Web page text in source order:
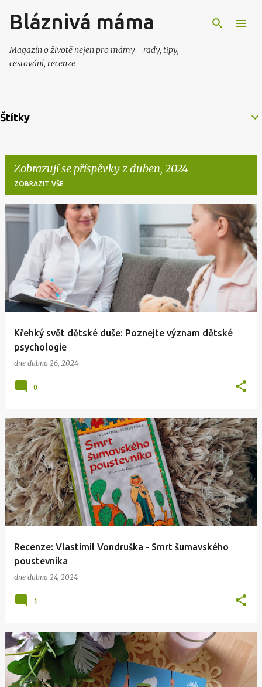
Přeskočit na hlavní obsah
Bláznivá máma
Magazín o životě nejen pro mámy - rady, tipy,
cestování, recenze
Štítky
Zobrazují se příspěvky z duben, 2024
ZOBRAZIT VŠE
P
p
ě
Křehký svět dětské duše: Poznejte význam dětské
psychologie
dne dubna 26, 2024
0
Recenze: Vlastimil Vondruška - Smrt šumavského
poustevníka
dne dubna 24, 2024
1